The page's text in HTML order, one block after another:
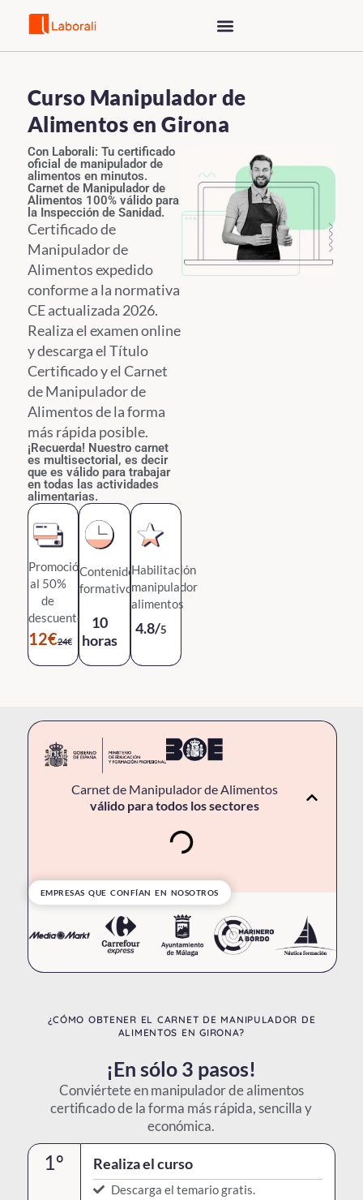
Curso Manipulador de
Alimentos en Girona
Con Laborali: Tu certificado
oficial de manipulador de
alimentos en minutos.
Carnet de Manipulador de
Alimentos 100% válido para
la Inspección de Sanidad.
Certificado de
Manipulador de
Alimentos expedido
conforme a la normativa
CE actualizada 2026.
Realiza el examen online
y descarga el Título
Certificado y el Carnet
de Manipulador de
Alimentos de la forma
más rápida posible.
¡Recuerda! Nuestro carnet
es multisectorial, es decir
que es válido para trabajar
en todas las actividades
alimentarias.
Promoción
al 50%
de
descuento.
12€24€
Contenido
formativo
10
horas
Habilitación
manipulador
alimentos
4.8/5
Carnet de Manipulador de Alimentos
válido para todos los sectores
EMPRESAS QUE CONFÍAN EN NOSOTROS
¿CÓMO OBTENER EL CARNET DE MANIPULADOR DE
ALIMENTOS EN GIRONA?
¡En sólo 3 pasos!
Conviértete en manipulador de alimentos
certificado de la forma más rápida, sencilla y
económica.
1º Realiza el curso
Descarga el temario gratis.